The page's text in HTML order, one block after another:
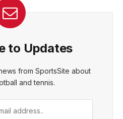
to Updates
from SportsSite about
and tennis.